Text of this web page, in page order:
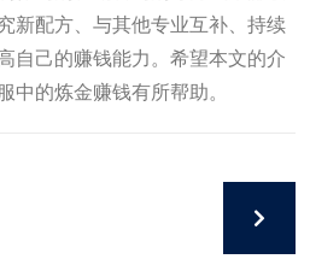
新配方、与其他专业互补、持续
自己的赚钱能力。希望本文的介
中的炼金赚钱有所帮助。